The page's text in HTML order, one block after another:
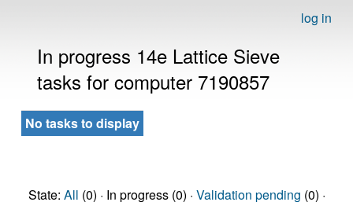
log in
In progress 14e Lattice Sieve
tasks for computer 7190857
No tasks to display
State: All (0) · In progress (0) · Validation pending (0) ·